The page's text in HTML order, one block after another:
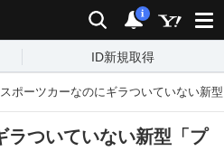
検索 通知
i
ID新規取得
スポーツカーなのにギラついていない新
ラついていない新型「プ